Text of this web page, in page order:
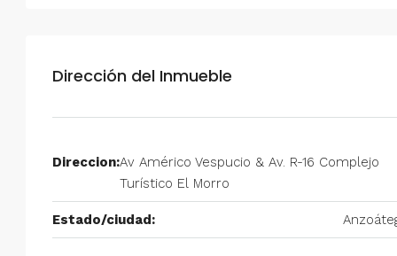
Dirección del Inmueble
Direccion:Av Américo Vespucio & Av. R-16 Complejo
Turístico El Morro
Estado/ciudad:
y Equipado
Municipio Baruta, Distrito
Estado Miranda, 1080, Venezuela